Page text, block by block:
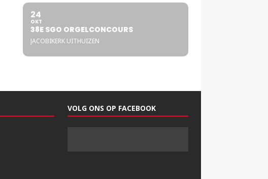
24
OKT
38E SGO ORGELCONCOURS
JACOBIKERK UITHUIZEN
VOLG ONS OP FACEBOOK